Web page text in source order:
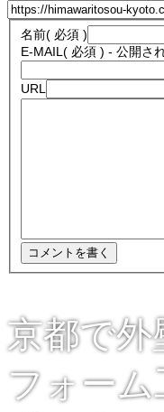
名前( 必須 )
E-MAIL ( 必須 ) - 公開さ
URL
京都で外
フォーム